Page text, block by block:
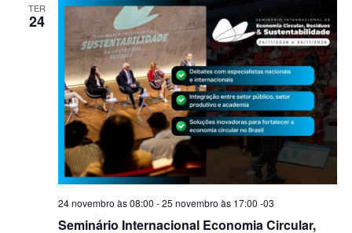
TER
24
Seminário Internacional Economia Circular,
24 novembro às 08:00 -25 novembro às 17:00 -03